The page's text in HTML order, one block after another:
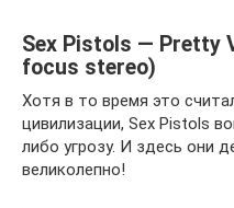
Sex Pistols — Pretty
focus stereo)
Хотя в то время это
цивилизации, Sex Pistols
либо угрозу. И здесь они
великолепно!